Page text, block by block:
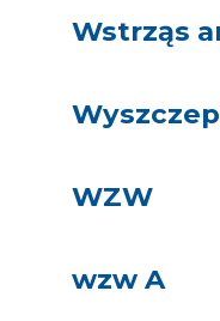
Wstrząs
WZW
wzw A